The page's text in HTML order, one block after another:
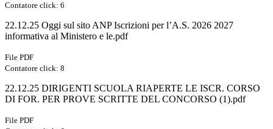
Contatore click: 6
22.12.25 Oggi sul sito ANP Iscrizioni per l’A.S. 2026 2027
informativa al Ministero e le.pdf
File PDF
Contatore click: 8
22.12.25 DIRIGENTI SCUOLA RIAPERTE LE ISCR. CORSO
DI FOR. PER PROVE SCRITTE DEL CONCORSO (1).pdf
File PDF